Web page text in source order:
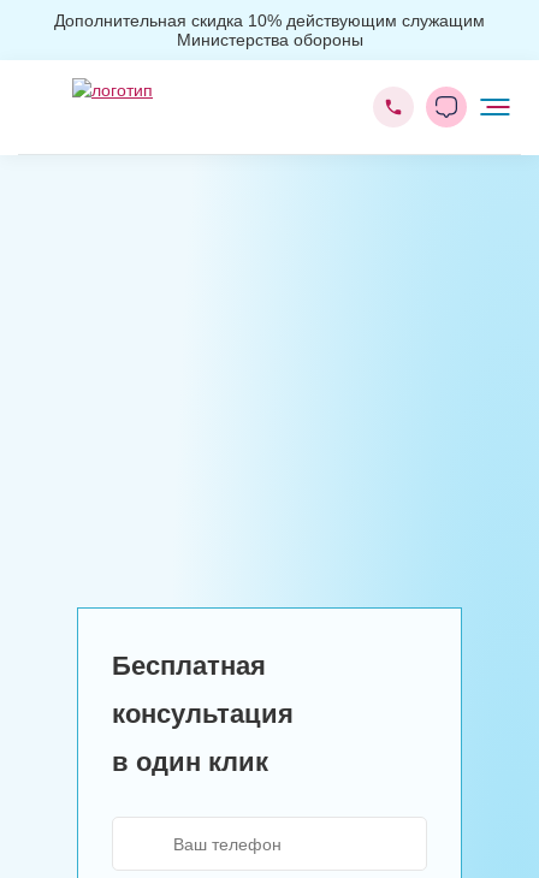
Дополнительная скидка 10% действующим служащим
Министерства обороны
Бесплатная
консультация
в один клик